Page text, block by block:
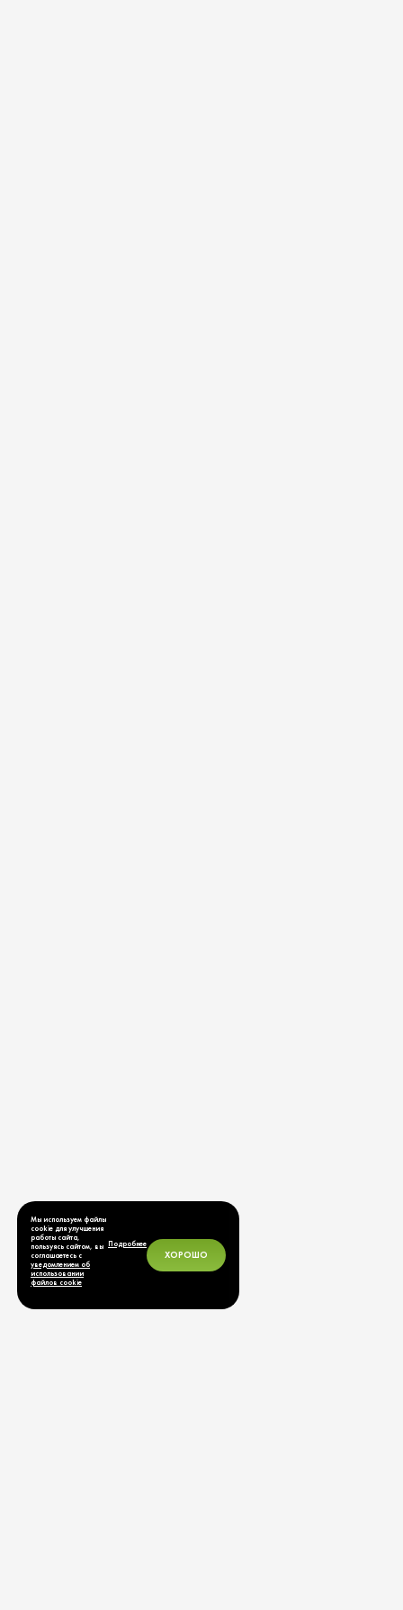
Мы используем файлы
cookie для улучшения
работы сайта,
пользуясь сайтом, вы
соглашаетесь с
уведомлением об
использовании
файлов cookie
Подробнее
ХОРОШО